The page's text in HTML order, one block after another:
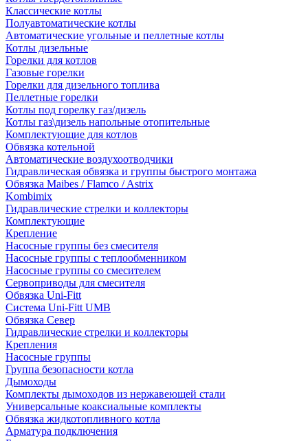
Классические котлы
Полуавтоматические котлы
Автоматические угольные и пеллетные котлы
Котлы дизельные
Горелки для котлов
Газовые горелки
Горелки для дизельного топлива
Пеллетные горелки
Котлы под горелку газ/дизель
Котлы газ\дизель напольные отопительные
Комплектующие для котлов
Обвязка котельной
Автоматические воздухоотводчики
Гидравлическая обвязка и группы быстрого монтажа
Обвязка Maibes / Flamco / Astrix
Kombimix
Гидравлические стрелки и коллекторы
Комплектующие
Крепление
Насосные группы без смесителя
Насосные группы с теплообменником
Насосные группы со смесителем
Сервоприводы для смесителя
Обвязка Uni-Fitt
Система Uni-Fitt UMB
Обвязка Север
Гидравлические стрелки и коллекторы
Крепления
Насосные группы
Группа безопасности котла
Дымоходы
Комплекты дымоходов из нержавеющей стали
Универсальные коаксиальные комплекты
Обвязка жидкотопливного котла
Арматура подключения